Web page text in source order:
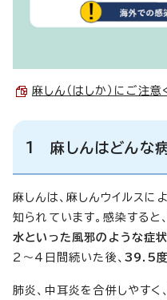
麻しん（はしか）にご
1 麻しんはどんな
麻しんは、麻しんウイルスに
知られています。感染すると
水といった風邪のような症状
2～4日間続いた後、 39.5度
肺炎、中耳炎を合併しやす